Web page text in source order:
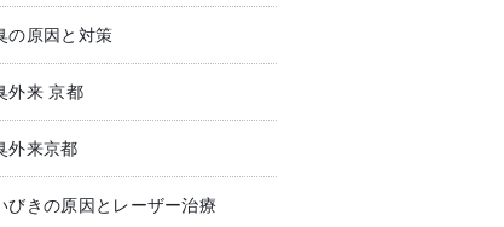
の原因と対策
外来 京都
外来京都
びきの原因とレーザー治療